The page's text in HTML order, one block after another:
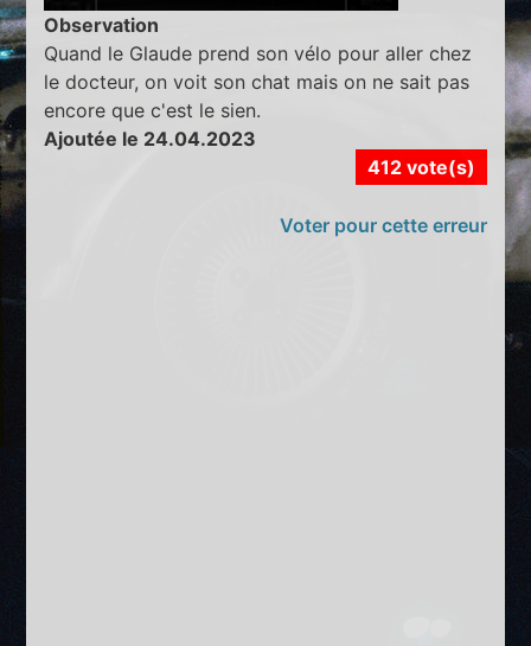
Observation
Quand le Glaude prend son vélo pour aller chez
le docteur, on voit son chat mais on ne sait pas
encore que c'est le sien.
Ajoutée le 24.04.2023
412 vote(s)
Voter pour cette erreur